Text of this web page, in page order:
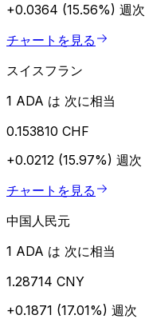
+0.0364 (15.56%) 週次
チャートを見る
スイスフラン
1 ADA は 次に相当
0.153810 CHF
+0.0212 (15.97%) 週次
チャートを見る
中国人民元
1 ADA は 次に相当
1.28714 CNY
+0.1871 (17.01%) 週次